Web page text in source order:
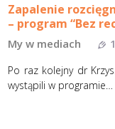
Zapalenie
– program “Bez
My w mediach
Po raz kolejny dr
wystąpili w programie…